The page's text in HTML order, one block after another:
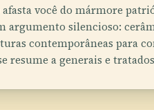
você do mármore
argumento silencioso:
contemporâneas para
resume a generais e